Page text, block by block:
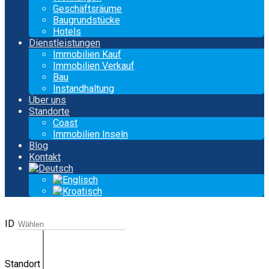
Geschäftsräume
Baugrundstücke
Hotels
Dienstleistungen
Immobilien Kauf
Immobilien Verkauf
Bau
Instandhaltung
Über uns
Standorte
Coast
Immobilien Inseln
Blog
Kontakt
ID
Standort